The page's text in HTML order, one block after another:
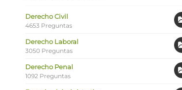
Derecho Civil
4653 Preguntas
Derecho Laboral
3050 Preguntas
Derecho Penal
1092 Preguntas